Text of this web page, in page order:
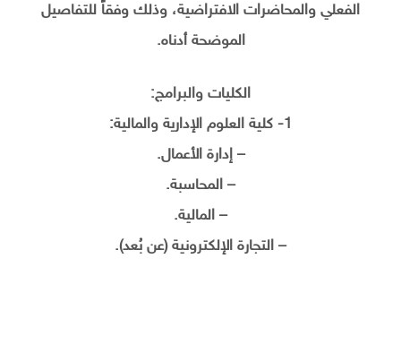
الفعلي والمحاضرات الافتراضية، وذلك وفقاً للتفاصيل
الموضحة أدناه.
الكليات والبرامج:
1- كلية العلوم الإدارية والمالية:
– إدارة الأعمال.
– المحاسبة.
– المالية.
– التجارة الإلكترونية (عن بُعد).